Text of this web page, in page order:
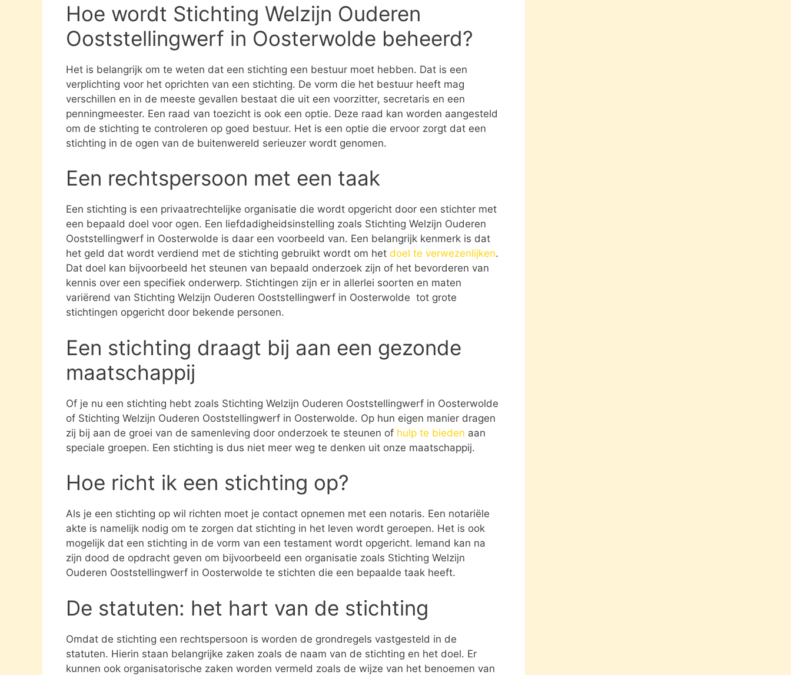
Hoe wordt Stichting Welzijn Ouderen
Ooststellingwerf in Oosterwolde beheerd?
Het is belangrijk om te weten dat een stichting een bestuur moet hebben. Dat is een
verplichting voor het oprichten van een stichting. De vorm die het bestuur heeft mag
verschillen en in de meeste gevallen bestaat die uit een voorzitter, secretaris en een
penningmeester. Een raad van toezicht is ook een optie. Deze raad kan worden aangesteld
om de stichting te controleren op goed bestuur. Het is een optie die ervoor zorgt dat een
stichting in de ogen van de buitenwereld serieuzer wordt genomen.
Een rechtspersoon met een taak
Een stichting is een privaatrechtelijke organisatie die wordt opgericht door een stichter met
een bepaald doel voor ogen. Een liefdadigheidsinstelling zoals Stichting Welzijn Ouderen
Ooststellingwerf in Oosterwolde is daar een voorbeeld van. Een belangrijk kenmerk is dat
het geld dat wordt verdiend met de stichting gebruikt wordt om het doel te verwezenlijken.
Dat doel kan bijvoorbeeld het steunen van bepaald onderzoek zijn of het bevorderen van
kennis over een specifiek onderwerp. Stichtingen zijn er in allerlei soorten en maten
variërend van Stichting Welzijn Ouderen Ooststellingwerf in Oosterwolde tot grote
stichtingen opgericht door bekende personen.
Een stichting draagt bij aan een gezonde
maatschappij
Of je nu een stichting hebt zoals Stichting Welzijn Ouderen Ooststellingwerf in Oosterwolde
of Stichting Welzijn Ouderen Ooststellingwerf in Oosterwolde. Op hun eigen manier dragen
zij bij aan de groei van de samenleving door onderzoek te steunen of hulp te bieden aan
speciale groepen. Een stichting is dus niet meer weg te denken uit onze maatschappij.
Hoe richt ik een stichting op?
Als je een stichting op wil richten moet je contact opnemen met een notaris. Een notariële
akte is namelijk nodig om te zorgen dat stichting in het leven wordt geroepen. Het is ook
mogelijk dat een stichting in de vorm van een testament wordt opgericht. Iemand kan na
zijn dood de opdracht geven om bijvoorbeeld een organisatie zoals Stichting Welzijn
Ouderen Ooststellingwerf in Oosterwolde te stichten die een bepaalde taak heeft.
De statuten: het hart van de stichting
Omdat de stichting een rechtspersoon is worden de grondregels vastgesteld in de
statuten. Hierin staan belangrijke zaken zoals de naam van de stichting en het doel. Er
kunnen ook organisatorische zaken worden vermeld zoals de wijze van het benoemen van